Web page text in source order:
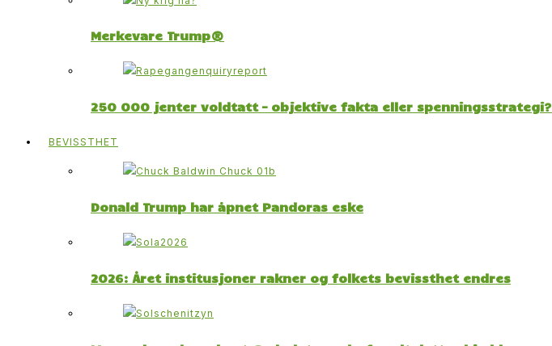
Merkevare Trump®
250 000 jenter voldtatt – objektive fakta eller spenningsstrategi?
BEVISSTHET
Donald Trump har åpnet Pandoras eske
2026: Året institusjoner rakner og folkets bevissthet endres